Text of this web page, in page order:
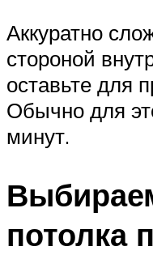
Аккуратно
стороной
оставьте для
Обычно для
минут.
потолка